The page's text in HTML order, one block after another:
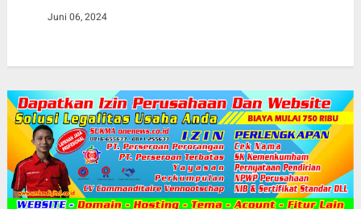
Juni 06, 2024